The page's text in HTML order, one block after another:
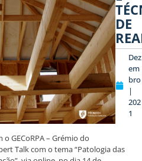
DE
Dez
em
bro
|
202
1
o GECoRPA – Grémio do
Talk com o tema “Patologia das